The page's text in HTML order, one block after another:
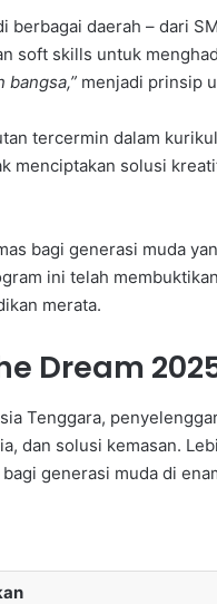
daerah – dari
soft skills untuk
bangsa,” menjadi prinsip
tercermin dalam
menciptakan solusi
bagi generasi muda
ini telah
merata.
Dream
Tenggara,
dan solusi kemasan.
bagi generasi muda di